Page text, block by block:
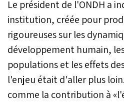
Le président de l'ONDH a
institution, créée pour
rigoureuses sur les
développement humain,
populations et les effets
l'enjeu était d'aller plus
comme la contribution à